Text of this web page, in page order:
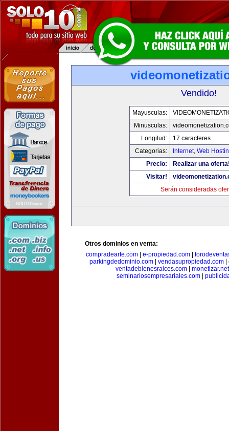
Vendido!
Mayusculas:
Minusculas:
Longitud:
17 caracteres
Categorias:
Internet, Web
Precio:
Realizar una
Visitar!
Serán consideradas
Otros dominios en venta:
compradearte.com
e-propiedad.com
parkingdedominio.com| vendasupropiedad.com|
ventadebienesraices.com
monetizar.net
seminariosempresariales.com